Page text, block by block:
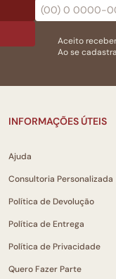
Aceito
Ao se
INFORMAÇÕES ÚTEIS
Ajuda
Consultoria Personalizada
Política de Devolução
Política de Entrega
Política de Privacidade
Quero Fazer Parte